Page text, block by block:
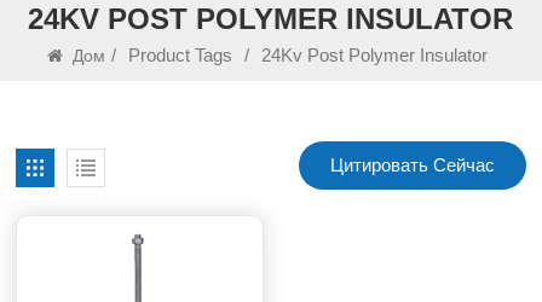
24KV POST POLYMER INSULATOR
Дом / Product Tags / 24Kv Post Polymer Insulator
Цитировать Сейчас